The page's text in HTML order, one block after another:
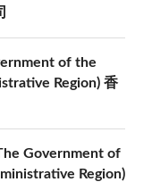
of the
Region) 香
Government of
Region)